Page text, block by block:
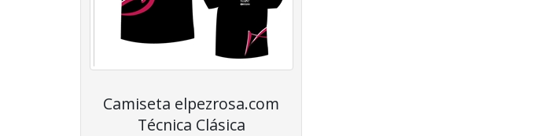
Camiseta elpezrosa.com
Técnica Clásica